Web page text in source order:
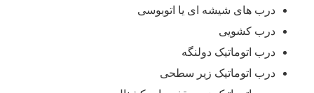
درب های شیشه ای یا اتوبوسی
درب کشویی
درب اتوماتيک دولنگه
درب اتوماتيک زير سطحی